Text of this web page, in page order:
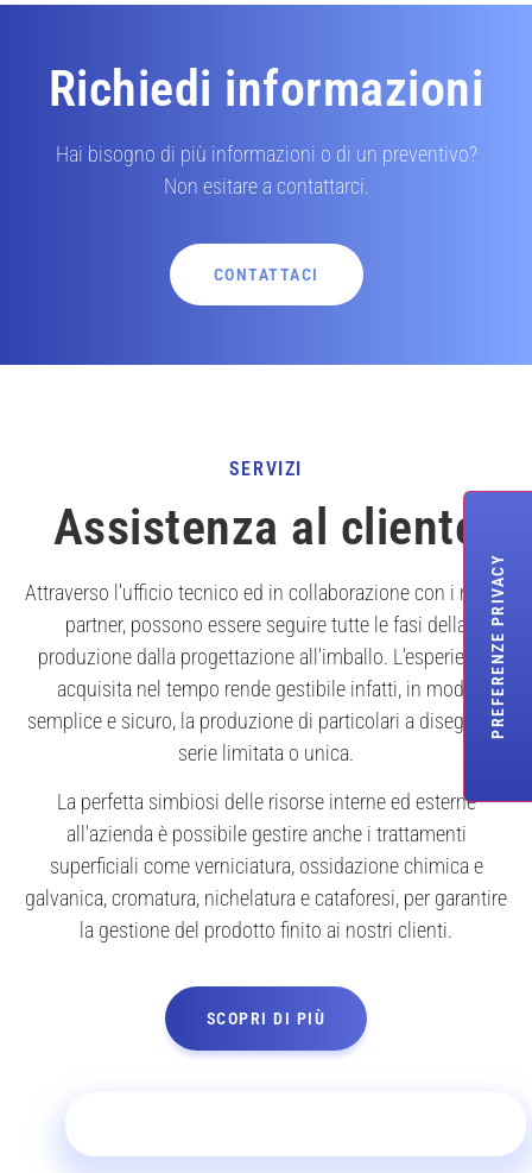
Richiedi informazioni
Hai bisogno di più informazioni o di un preventivo?
Non esitare a contattarci.
CONTATTACI
SERVIZI
Assistenza al cliente
Attraverso l’ufficio tecnico ed in collaborazione con i nostri
partner, possono essere seguire tutte le fasi della
produzione dalla progettazione all’imballo. L’esperienza
acquisita nel tempo rende gestibile infatti, in modo
semplice e sicuro, la produzione di particolari a disegno di
serie limitata o unica.
La perfetta simbiosi delle risorse interne ed esterne
all’azienda è possibile gestire anche i trattamenti
superficiali come verniciatura, ossidazione chimica e
galvanica, cromatura, nichelatura e cataforesi, per garantire
la gestione del prodotto finito ai nostri clienti.
SCOPRI DI PIÙ